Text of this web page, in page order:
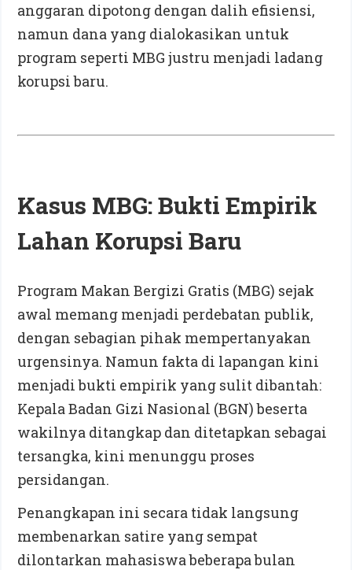
anggaran dipotong dengan dalih efisiensi,
namun dana yang dialokasikan untuk
program seperti MBG justru menjadi ladang
korupsi baru.
Kasus MBG: Bukti Empirik
Lahan Korupsi Baru
Program Makan Bergizi Gratis (MBG) sejak
awal memang menjadi perdebatan publik,
dengan sebagian pihak mempertanyakan
urgensinya. Namun fakta di lapangan kini
menjadi bukti empirik yang sulit dibantah:
Kepala Badan Gizi Nasional (BGN) beserta
wakilnya ditangkap dan ditetapkan sebagai
tersangka, kini menunggu proses
persidangan.
Penangkapan ini secara tidak langsung
membenarkan satire yang sempat
dilontarkan mahasiswa beberapa bulan